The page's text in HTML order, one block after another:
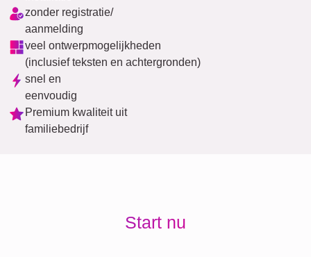
zonder registratie/
aanmelding
veel ontwerpmogelijkheden
(inclusief teksten en achtergronden)
snel en
eenvoudig
Premium kwaliteit uit
familiebedrijf
Start nu